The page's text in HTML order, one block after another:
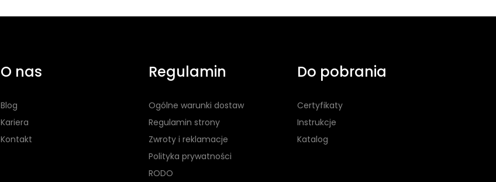
O nas
Blog
Kariera
Kontakt
Regulamin
Ogólne warunki dostaw
Regulamin strony
Zwroty i reklamacje
Polityka prywatności
RODO
Do pobrania
Certyfikaty
Instrukcje
Katalog